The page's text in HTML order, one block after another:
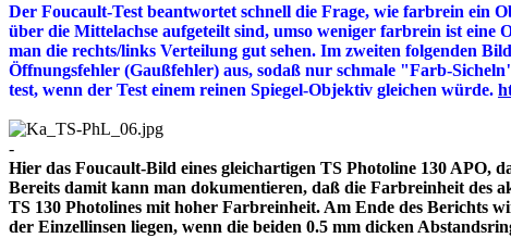
Der Foucault-Test beantwortet schnell die Frage, wie farbrein ein
über die Mittelachse aufgeteilt sind, umso weniger farbrein ist eine
man die rechts/links Verteilung gut sehen. Im zweiten folgenden
Öffnungsfehler (Gaußfehler) aus, sodaß nur schmale "Farb-
test, wenn der Test einem reinen Spiegel-Objektiv gleichen würde.
-
Hier das Foucault-Bild eines gleichartigen TS Photoline 130 APO,
Bereits damit kann man dokumentieren, daß die Farbreinheit des
TS 130 Photolines mit hoher Farbreinheit. Am Ende des Berichts
der Einzellinsen liegen, wenn die beiden 0.5 mm dicken